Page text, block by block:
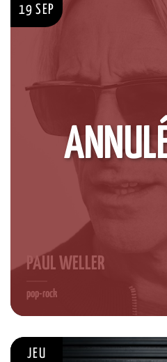
19 SEP
PAUL WELLER
pop-rock
JEU